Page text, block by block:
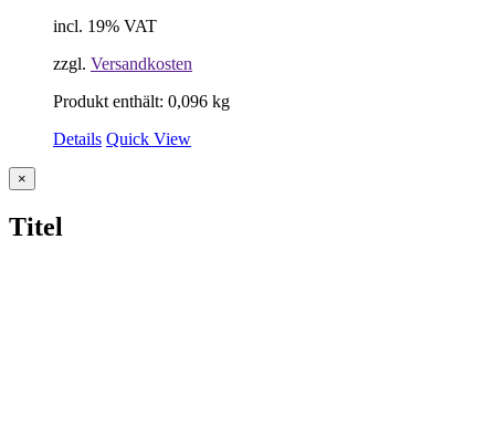
incl. 19% VAT
zzgl. Versandkosten
Produkt enthält: 0,096 kg
Details Quick View
Close
product
view
×
Titel